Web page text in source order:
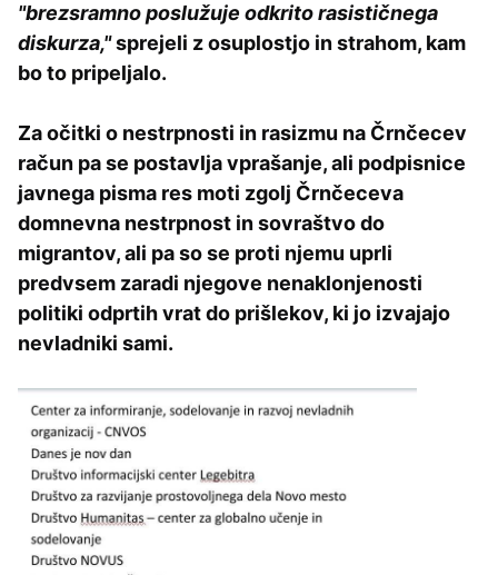
"brezsramno poslužuje odkrito rasističnega
diskurza,"sprejeli z osuplostjo in strahom, kam
bo to pripeljalo.
Za očitki o nestrpnosti in rasizmu na Črnčecev
račun pa se postavlja vprašanje, ali podpisnice
javnega pisma res moti zgolj Črnčeceva
domnevna nestrpnost in sovraštvo do
migrantov, ali pa so se proti njemu uprli
predvsem zaradi njegove nenaklonjenosti
politiki odprtih vrat do prišlekov, ki jo izvajajo
nevladniki sami.